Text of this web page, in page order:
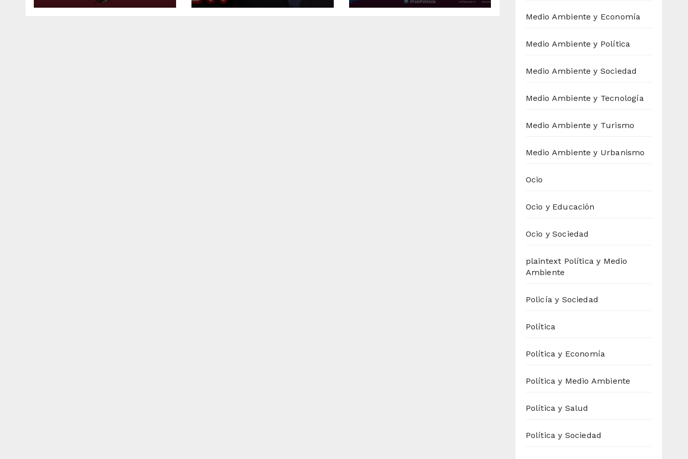
meses venideros
símbolo de libertad
euros
Medio Ambiente y Economía
Medio Ambiente y Política
Medio Ambiente y Sociedad
Medio Ambiente y Tecnología
Medio Ambiente y Turismo
Medio Ambiente y Urbanismo
Ocio
Ocio y Educación
Ocio y Sociedad
plaintext Política y Medio
Ambiente
Policía y Sociedad
Política
Política y Economía
Política y Medio Ambiente
Política y Salud
Política y Sociedad